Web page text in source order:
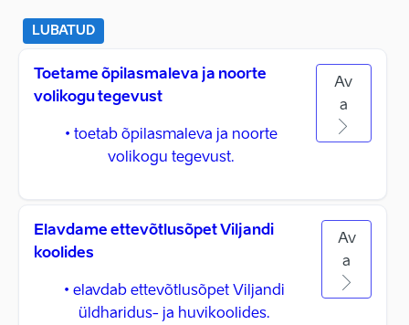
LUBATUD
Toetame õpilasmaleva ja noorte
volikogu tegevust
• toetab õpilasmaleva ja noorte
volikogu tegevust.
Av
a
Elavdame ettevõtlusõpet Viljandi
koolides
• elavdab ettevõtlusõpet Viljandi
üldharidus- ja huvikoolides.
Av
a